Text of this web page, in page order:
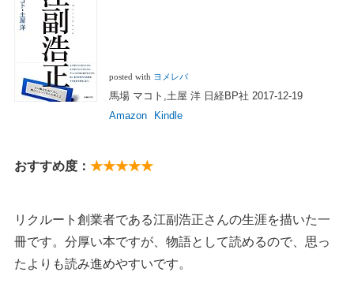
posted with ヨメレバ
馬場 マコト,土屋 洋 日経BP社 2017-12-19
Amazon
Kindle
おすすめ度： ★★★★★
リクルート創業者である江副浩正さんの生涯を描いた一
冊です。分厚い本ですが、物語として読めるので、思っ
たよりも読み進めやすいです。